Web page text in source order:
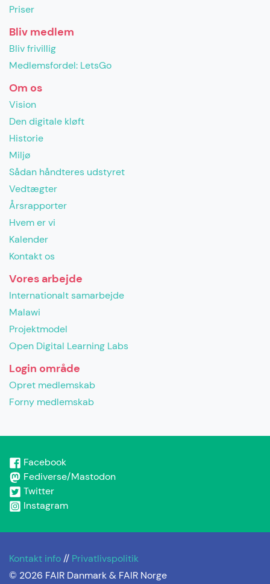
Priser
Bliv medlem
Bliv frivillig
Medlemsfordel: LetsGo
Om os
Vision
Den digitale kløft
Historie
Miljø
Sådan håndteres udstyret
Vedtægter
Årsrapporter
Hvem er vi
Kalender
Kontakt os
Vores arbejde
Internationalt samarbejde
Malawi
Projektmodel
Open Digital Learning Labs
Login område
Opret medlemskab
Forny medlemskab
Facebook
Fediverse/Mastodon
Twitter
Instagram
Kontakt info // Privatlivspolitik
© 2026 FAIR Danmark & FAIR Norge